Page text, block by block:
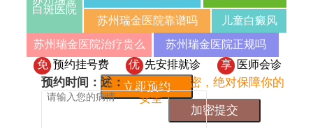
白斑医院
苏州瑞金医院靠谱吗 儿童白癜风
苏州瑞金医院治疗贵么 苏州瑞金医院正规吗
免 预约挂号费 优 先安排就诊 享 医师会诊
预约时间：述：
注：本网站已加密，绝对保障你的
安全！